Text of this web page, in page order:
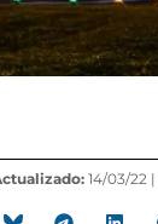
14/03/22 |